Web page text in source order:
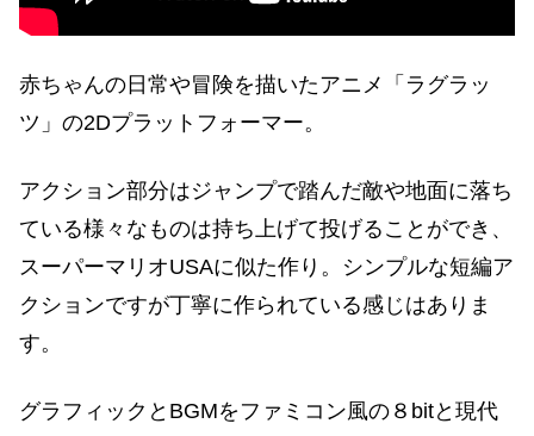
赤ちゃんの日常や冒険を描いたアニメ「ラグラッ
ツ」の2Dプラットフォーマー。
アクション部分はジャンプで踏んだ敵や地面に落ち
ている様々なものは持ち上げて投げることができ、
スーパーマリオUSAに似た作り。シンプルな短編ア
クションですが丁寧に作られている感じはありま
す。
グラフィックとBGMをファミコン風の８bitと現代